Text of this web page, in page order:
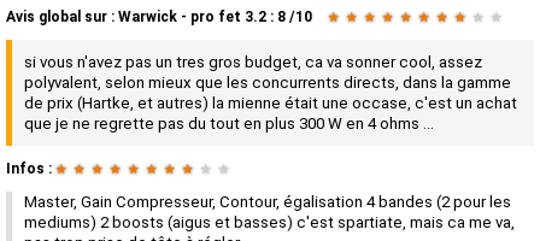
Avis global sur : Warwick - pro fet 3.2 : 8 /10 ★ ★ ★ ★ ★ ★ ★ ★ ★ ★
si vous n'avez pas un tres gros budget, ca va sonner cool, assez
polyvalent, selon mieux que les concurrents directs, dans la gamme
de prix (Hartke, et autres) la mienne était une occase, c'est un achat
que je ne regrette pas du tout en plus 300 W en 4 ohms ...
Infos : ★ ★ ★ ★ ★ ★ ★ ★ ★ ★
Master, Gain Compresseur, Contour, égalisation 4 bandes (2 pour les
mediums) 2 boosts (aigus et basses) c'est spartiate, mais ca me va,